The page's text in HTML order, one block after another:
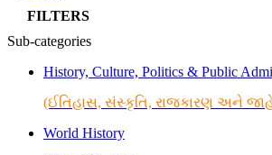
FILTERS
Sub-categories
History, Culture, Politics & Public
(ઈતિહાસ, સંસ્કૃતિ, રાજકારણ અને
World History